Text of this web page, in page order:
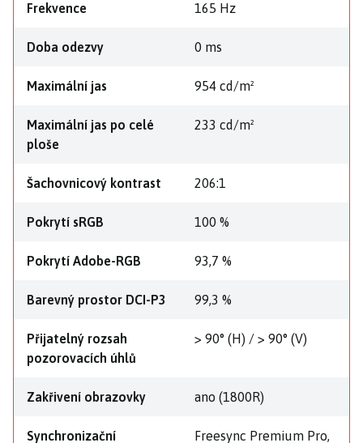
Frekvence 165 Hz
Doba odezvy 0 ms
Maximální jas 954 cd/m²
Maximální jas po celé
ploše
233 cd/m²
Šachovnicový kontrast 206:1
Pokrytí sRGB 100 %
Pokrytí Adobe-RGB 93,7 %
Barevný prostor DCI-P3 99,3 %
Přijatelný rozsah
pozorovacích úhlů
> 90° (H) / > 90° (V)
Zakřivení obrazovky ano (1800R)
Synchronizační Freesync Premium Pro,